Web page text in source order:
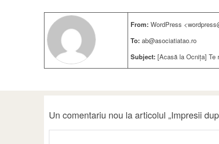
From: WordPress
To: ab@asociatiatao.ro
Subject: [Acasă la Ocnița] Te
Un comentariu nou la articolul „Impresii